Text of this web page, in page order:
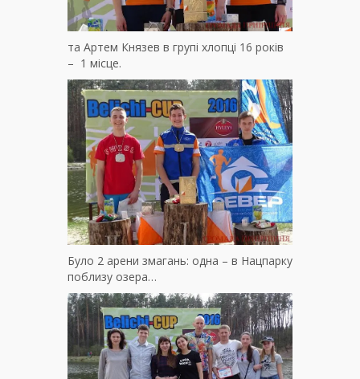
та Артем Князев в групі хлопці 16 років
– 1 місце.
Було 2 арени змагань: одна – в Нацпарку
поблизу озера…